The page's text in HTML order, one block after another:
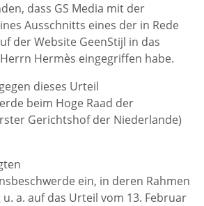
dass GS Media mit der
Ausschnitts eines der in Rede
der Website GeenStijl in das
Hermès eingegriffen habe.
dieses Urteil
beim Hoge Raad der
Gerichtshof der Niederlande)
ein, in deren Rahmen
a. auf das Urteil vom 13. Februar